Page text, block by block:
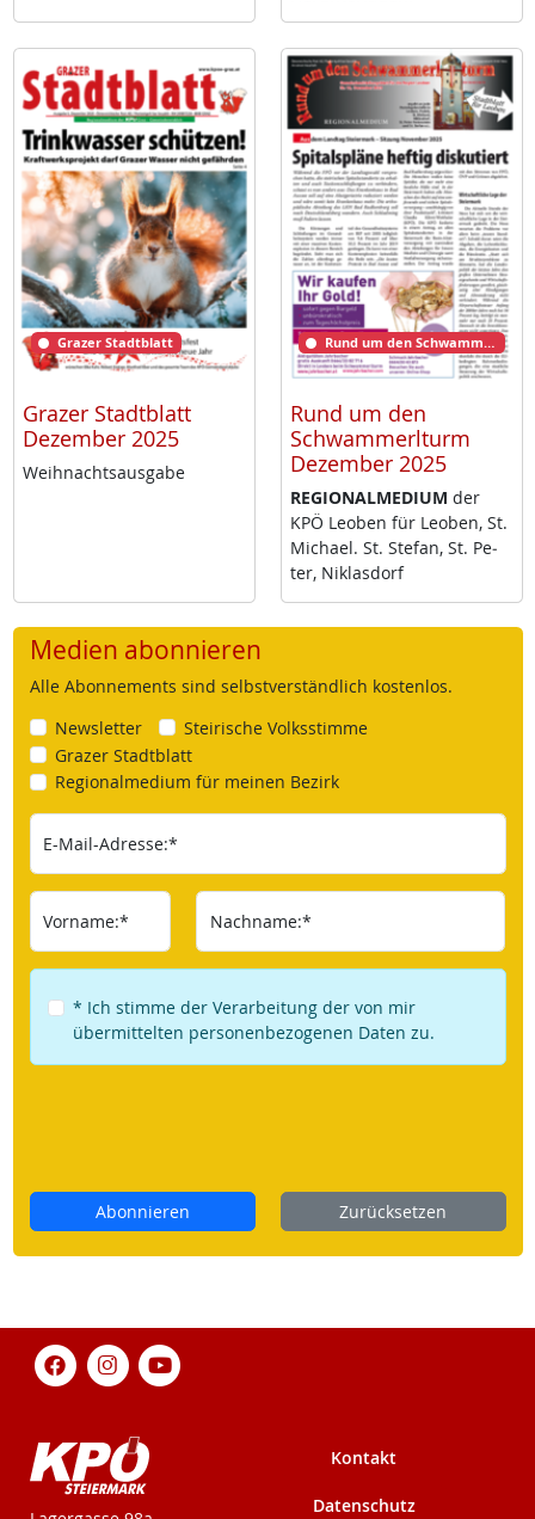
Grazer Stadtblatt
Grazer Stadtblatt
Dezember 2025
Weih­nachts­aus­ga­be
Rund um den Schwammerlturm
Rund um den
Schwammerlturm
Dezember 2025
RE­GIO­NAL­ME­DI­UM der
KPÖ Leo­ben für Leo­ben, St.
Mi­cha­el. St. Ste­fan, St. Pe­
ter, Niklas­dorf
Medien abonnieren
Alle Abonnements sind selbstverständlich kostenlos.
Newsletter
Steirische Volksstimme
Grazer Stadtblatt
Regionalmedium für meinen Bezirk
E-Mail-Adresse:*
Vorname:* Nachname:*
* Ich stimme der Verarbeitung der von mir
übermittelten personenbezogenen Daten zu.
Abonnieren Zurücksetzen
Kontakt
Datenschutz